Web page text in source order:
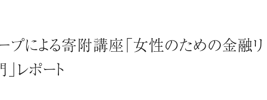
プによる寄附講座「女性のための金融リ
レポート